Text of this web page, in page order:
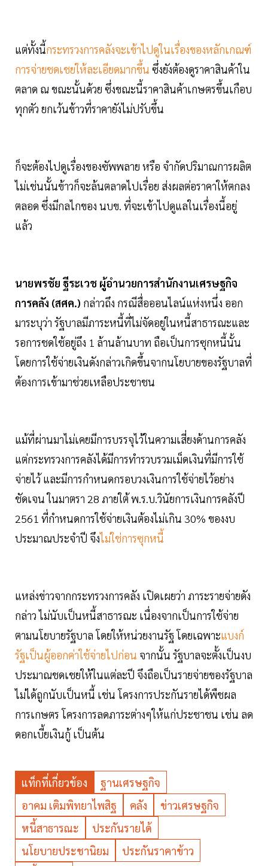
แต่ทั้งนี้กระทรวงการคลังจะเข้าไปดูในเรื่องของหลักเกณฑ์
การจ่ายชดเชยให้ละเอียดมากขึ้น ซึ่งยังต้องดูราคาสินค้าใน
ตลาด ณ ขณะนั้นด้วย ซึ่งขณะนี้ราคาสินค้าเกษตรขึ้นเกือบ
ทุกตัว ยกเว้นข้าวที่ราคายังไม่ปรับขึ้น
ก็จะต้องไปดูเรื่องของซัพพลาย หรือ จำกัดปริมาณการผลิต
ไม่เช่นนั้นข้าวก็จะล้นตลาดไปเรื่อย ส่งผลต่อราคาให้ตกลง
ตลอด ซึ่งมีกลไกของ นบข. ที่จะเข้าไปดูแลในเรื่องนี้อยู่
แล้ว
นายพรชัย ฐีระเวช ผู้อำนวยการสำนักงานเศรษฐกิจ
การคลัง (สศค.) กล่าวถึง กรณีสื่อออนไลน์แห่งหนึ่ง ออก
มาระบุว่า รัฐบาลมีภาระหนี้ที่ไม่จัดอยู่ในหนี้สาธารณะและ
รอการชดใช้อยู่ถึง 1 ล้านล้านบาท ถือเป็นการซุกหนี้นั้น
โดยการใช้จ่ายเงินดังกล่าวเกิดขึ้นจากนโยบายของรัฐบาลที่
ต้องการเข้ามาช่วยเหลือประชาชน
แม้ที่ผ่านมาไม่เคยมีการบรรจุไว้ในความเสี่ยงด้านการคลัง
แต่กระทรวงการคลังได้มีการทำรวบรวมเม็ดเงินที่มีการใช้
จ่ายไว้ และมีการกำหนดกรอบวงเงินการใช้จ่ายไว้อย่าง
ชัดเจน ในมาตรา 28 ภายใต้ พ.ร.บ.วินัยการเงินการคลังปี
2561 ที่กำหนดการใช้จ่ายเงินต้องไม่เกิน 30% ของงบ
ประมาณประจำปี จึงไม่ใช่การซุกหนี้
แหล่งข่าวจากกระทรวงการคลัง เปิดเผยว่า ภาระรายจ่ายดัง
กล่าว ไม่นับเป็นหนี้สาธารณะ เนื่องจากเป็นการใช้จ่าย
ตามนโยบายรัฐบาล โดยให้หน่วยงานรัฐ โดยเฉพาะแบงก์
รัฐเป็นผู้ออกค่าใช้จ่ายไปก่อน จากนั้น รัฐบาลจะตั้งเป็นงบ
ประมาณชดเชยให้ในแต่ละปี จึงถือเป็นรายจ่ายของรัฐบาล
ไม่ได้ถูกนับเป็นหนี้ เช่น โครงการประกันรายได้พืชผล
การเกษตร โครงการลดภาระต่างๆให้แก่ประชาชน เช่น ลด
ดอกเบี้ยเงินกู้ เป็นต้น
แท็กที่เกี่ยวข้อง
ฐานเศรษฐกิจ
อาคม เติมพิทยาไพสิฐ
คลัง
ข่าวเศรษฐกิจ
หนี้สาธารณะ
ประกันรายได้
นโยบายประชานิยม
ประกันราคาข้าว